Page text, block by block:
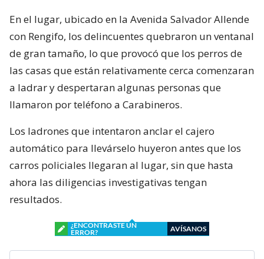
En el lugar, ubicado en la Avenida Salvador Allende
con Rengifo, los delincuentes quebraron un ventanal
de gran tamaño, lo que provocó que los perros de
las casas que están relativamente cerca comenzaran
a ladrar y despertaran algunas personas que
llamaron por teléfono a Carabineros.
Los ladrones que intentaron anclar el cajero
automático para llevárselo huyeron antes que los
carros policiales llegaran al lugar, sin que hasta
ahora las diligencias investigativas tengan
resultados.
¿ENCONTRASTE UN
ERROR?
AVÍSANOS